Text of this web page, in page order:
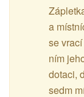
a
se
ním
dotaci,
sedm